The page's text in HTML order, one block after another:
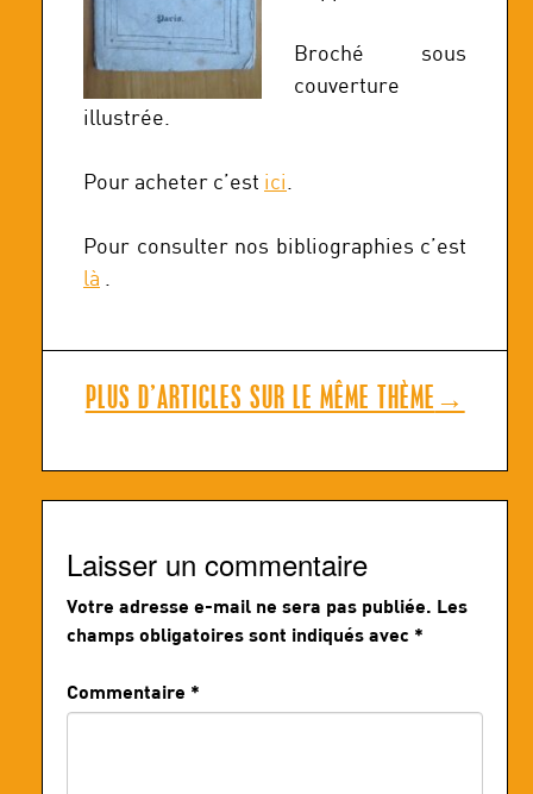
Broché sous
couverture
illustrée.
Pour acheter c’est ici.
Pour consulter nos bibliographies c’est
là .
PLUS D’ARTICLES SUR LE MÊME THÈME →
Laisser un commentaire
Votre adresse e-mail ne sera pas publiée. Les
champs obligatoires sont indiqués avec *
Commentaire *